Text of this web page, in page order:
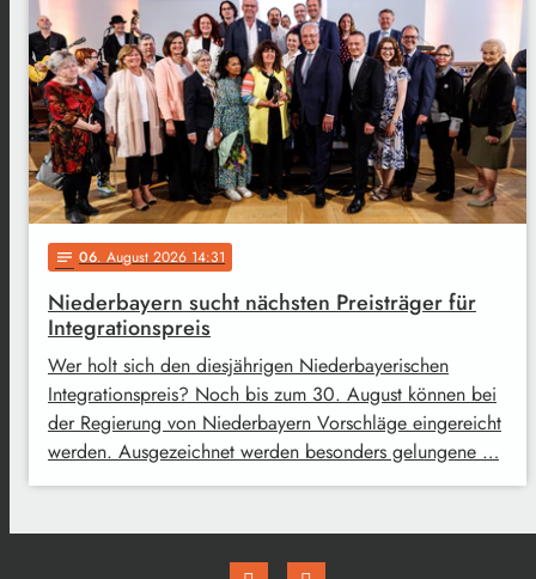
notes 06. August 2026 14:31
Niederbayern sucht nächsten Preisträger für
Integrationspreis
Wer holt sich den diesjährigen Niederbayerischen
Integrationspreis? Noch bis zum 30. August können bei
der Regierung von Niederbayern Vorschläge eingereicht
werden. Ausgezeichnet werden besonders gelungene …